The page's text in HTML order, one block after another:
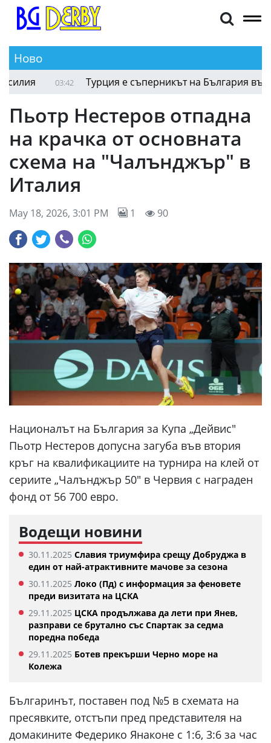
Ново
Турция е съперникът на България във
Пьотр Нестеров отпадна
на крачка от основната
схема на "Чалънджър" в
Италия
May 18, 2026, 3:01 PM 1 90
Националът на България за Купа „Дейвис"
Пьотр Нестеров допусна загуба във втория
кръг на квалификациите на турнира на клей от
сериите „Чалънджър 50" в Червия с награден
фонд от 56 700 евро.
Водещи новини
30.11.2025 Славия триумфира срещу Добруджа в
един от най-атрактивните мачове за сезона
30.11.2025 Локо (Пд) с информация за феновете
преди визитата на ЦСКА
29.11.2025 ЦСКА продължава да лети при Янев,
разправи се брутално със Спартак за седма
поредна победа
29.11.2025 Ботев прекърши Черно море на
Колежа
Българинът, поставен под №5 в схемата на
пресявките, отстъпи пред представителя на
домакините Федерико Янаконе с 1:6, 3:6 за час